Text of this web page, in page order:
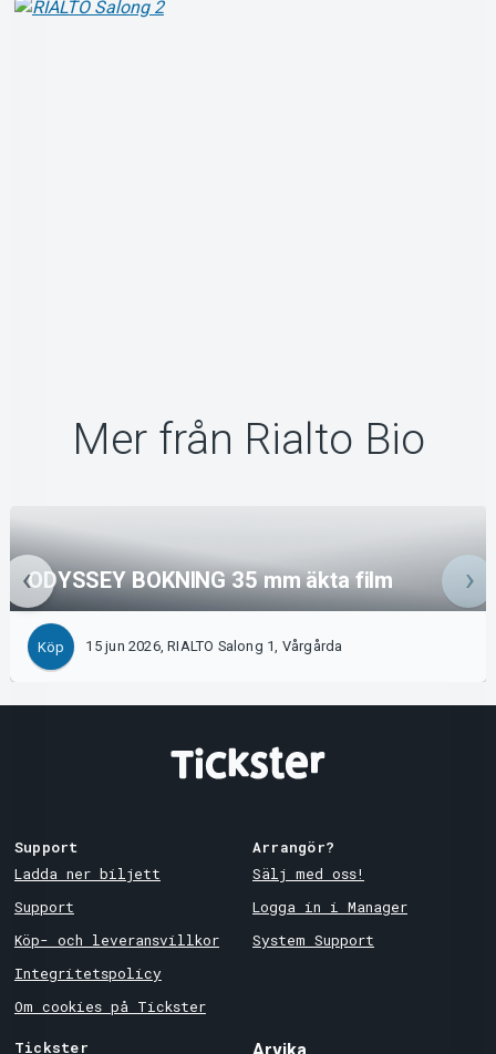
Mer från Rialto Bio
ODYSSEY BOKNING 35 mm äkta film
Köp 15 jun 2026, RIALTO Salong 1, Vårgårda
Support
Ladda ner biljett
Support
Köp- och leveransvillkor
Integritetspolicy
Om cookies på Tickster
Arrangör?
Sälj med oss!
Logga in i Manager
System Support
Tickster Arvika